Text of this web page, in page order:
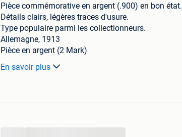
Pièce commémorative en argent (.900) en bon état.
Détails clairs, légères traces d'usure.
Type populaire parmi les collectionneurs.
Allemagne, 1913
Pièce en argent (2 Mark)
Expédition ou collecte disponibles.
En savoir plus